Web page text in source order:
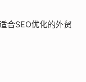
合SEO优化的外贸